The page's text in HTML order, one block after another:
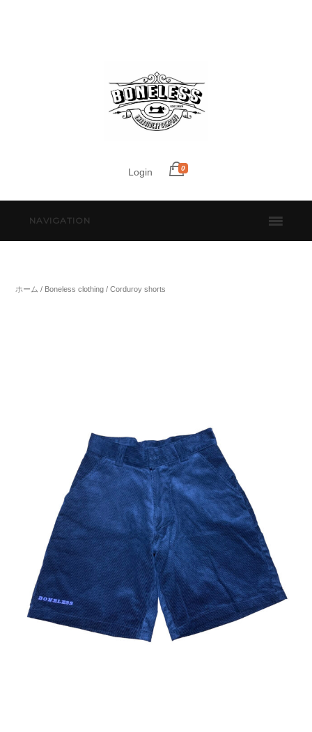
Login 0
NAVIGATION
ホーム / Boneless clothing / Corduroy shorts